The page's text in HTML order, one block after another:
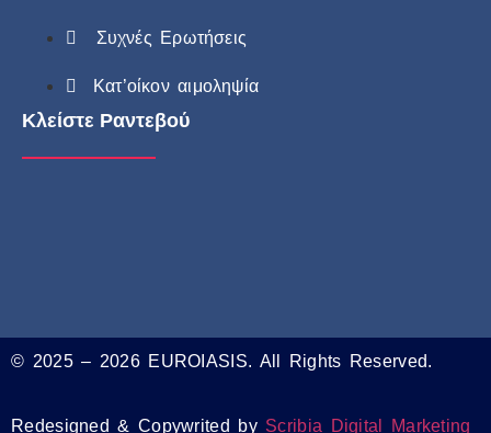
Συχνές Ερωτήσεις
Κατ’οίκον αιμοληψία
Κλείστε Ραντεβού
© 2025 – 2026 EUROIASIS. All Rights Reserved.
Redesigned & Copywrited by Scribia Digital Marketing